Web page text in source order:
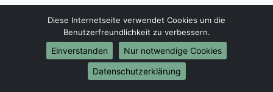
Europa-Umzüge
Umzug von Darmstadt nach Belarus
Diese Internetseite verwendet Cookies um die
Benutzerfreundlichkeit zu verbessern.
Einverstanden
Nur notwendige Cookies
Datenschutzerklärung